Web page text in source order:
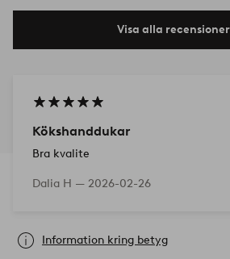
Visa alla recensioner
Kökshanddukar
Bra kvalite
Dalia H — 2026-02-26
Information kring betyg